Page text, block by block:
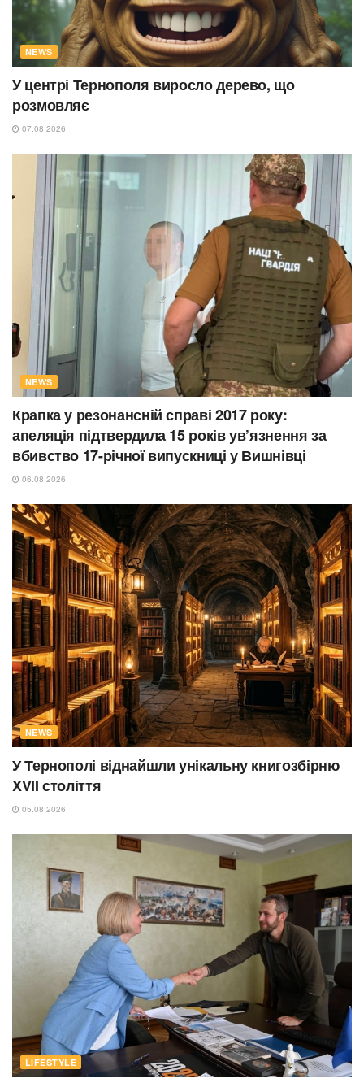
NEWS
У центрі Тернополя виросло дерево, що
розмовляє
07.08.2026
NEWS
Крапка у резонансній справі 2017 року:
апеляція підтвердила 15 років ув’язнення за
вбивство 17-річної випускниці у Вишнівці
06.08.2026
NEWS
У Тернополі віднайшли унікальну книгозбірню
XVII століття
05.08.2026
LIFESTYLE